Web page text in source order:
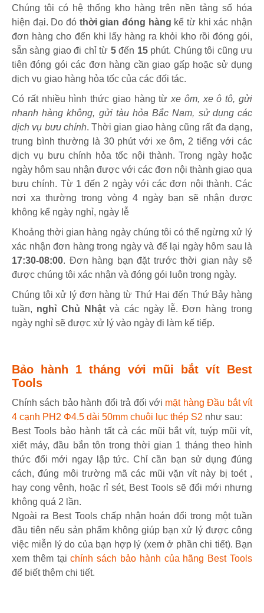
Chúng tôi có hệ thống kho hàng trên nền tảng số hóa
hiện đại. Do đó thời gian đóng hàng kể từ khi xác nhận
đơn hàng cho đến khi lấy hàng ra khỏi kho rồi đóng gói,
sẵn sàng giao đi chỉ từ 5đến 15 phút. Chúng tôi cũng ưu
tiên đóng gói các đơn hàng cần giao gấp hoặc sử dụng
dịch vụ giao hàng hỏa tốc của các đối tác.
Có rất nhiều hình thức giao hàng từxe ôm, xe ô tô, gửi
nhanh hàng không, gửi tàu hỏa Bắc Nam, sử dụng các
dịch vụ bưu chính. Thời gian giao hàng cũng rất đa dạng,
trung bình thường là 30 phút với xe ôm, 2 tiếng với các
dịch vụ bưu chính hỏa tốc nội thành. Trong ngày hoặc
ngày hôm sau nhận được với các đơn nội thành giao qua
bưu chính. Từ 1 đến 2 ngày với các đơn nội thành. Các
nơi xa thường trong vòng 4 ngày bạn sẽ nhận được
không kể ngày nghỉ, ngày lễ
Khoảng thời gian hàng ngày chúng tôi có thể ngừng xử lý
xác nhận đơn hàng trong ngày và để lại ngày hôm sau là
17:30-08:00. Đơn hàng bạn đặt trước thời gian này sẽ
được chúng tôi xác nhận và đóng gói luôn trong ngày.
Chúng tôi xử lý đơn hàng từ Thứ Hai đến Thứ Bảy hàng
tuần, nghỉ Chủ Nhậtvà các ngày lễ. Đơn hàng trong
ngày nghỉ sẽ được xử lý vào ngày đi làm kế tiếp.
Bảo hành 1 tháng với mũi bắt vít Best
Tools
Chính sách bảo hành đổi trả đối với mặt hàng Đầu bắt vít
4 cạnh PH2 Φ4.5 dài 50mm chuôi lục thép S2 như sau:
Best Tools bảo hành tất cả các mũi bắt vít, tuýp mũi vít,
xiết máy, đầu bắn tôn trong thời gian 1 tháng theo hình
thức đổi mới ngay lập tức. Chỉ cần bạn sử dụng đúng
cách, đúng môi trường mã các mũi vặn vít này bị toét ,
hay cong vênh, hoặc rỉ sét, Best Tools sẽ đổi mới nhưng
không quá 2 lần.
Ngoài ra Best Tools chấp nhận hoán đổi trong một tuần
đầu tiên nếu sản phẩm không giúp bạn xử lý được công
việc miễn lý do của bạn hợp lý (xem ở phần chi tiết). Bạn
xem thêm tạichính sách bảo hành của hãng Best Tools
để biết thêm chi tiết.